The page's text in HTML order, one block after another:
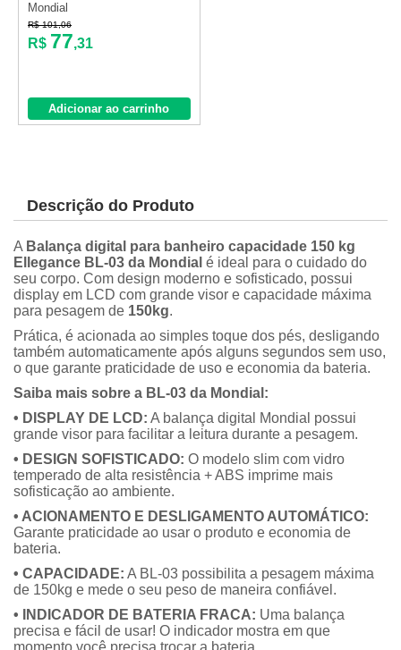
Mondial
R$ 101,06
R$ 77,31
Adicionar ao carrinho
Descrição do Produto
A Balança digital para banheiro capacidade 150 kg
Ellegance BL-03 da Mondial é ideal para o cuidado do
seu corpo. Com design moderno e sofisticado, possui
display em LCD com grande visor e capacidade máxima
para pesagem de 150kg.
Prática, é acionada ao simples toque dos pés, desligando
também automaticamente após alguns segundos sem uso,
o que garante praticidade de uso e economia da bateria.
Saiba mais sobre a BL-03 da Mondial:
• DISPLAY DE LCD: A balança digital Mondial possui
grande visor para facilitar a leitura durante a pesagem.
• DESIGN SOFISTICADO: O modelo slim com vidro
temperado de alta resistência + ABS imprime mais
sofisticação ao ambiente.
• ACIONAMENTO E DESLIGAMENTO AUTOMÁTICO:
Garante praticidade ao usar o produto e economia de
bateria.
• CAPACIDADE: A BL-03 possibilita a pesagem máxima
de 150kg e mede o seu peso de maneira confiável.
• INDICADOR DE BATERIA FRACA: Uma balança
precisa e fácil de usar! O indicador mostra em que
momento você precisa trocar a bateria.